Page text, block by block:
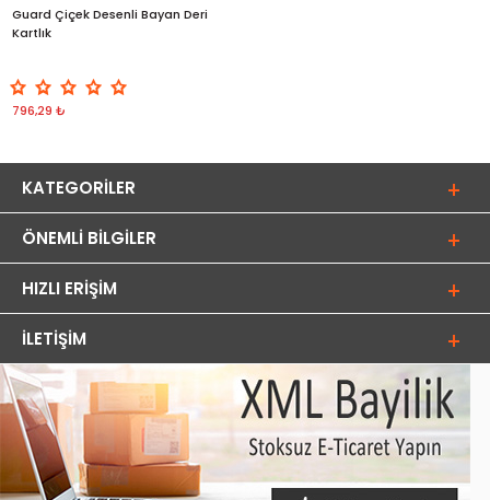
Guard Çiçek Desenli Bayan Deri
Kartlık
796,29 ₺
KATEGORILER
ÖNEMLI BILGILER
HIZLI ERIŞIM
İLETIŞIM